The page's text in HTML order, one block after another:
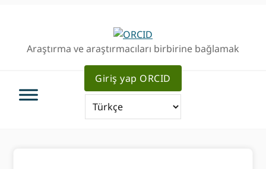
Araştırma ve araştırmacıları birbirine bağlamak
Giriş yap ORCID